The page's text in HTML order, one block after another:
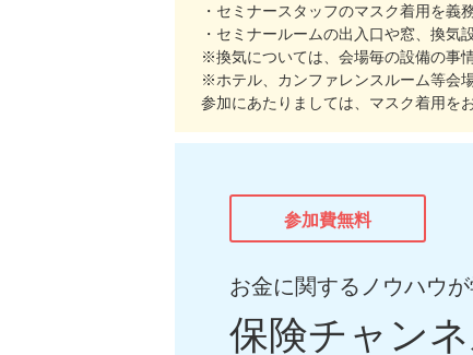
・セミナースタッフのマスク着用を義
・セミナールームの出入口や窓、換気
※換気については、会場毎の設備の事
※ホテル、カンファレンスルーム等会
参加にあたりましては、マスク着用を
参加費無料
お金に関するノウハウが
保険チャン